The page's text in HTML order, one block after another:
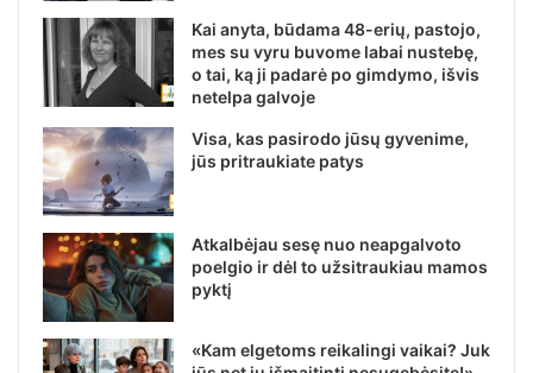
Kai anyta, būdama 48-erių, pastojo,
mes su vyru buvome labai nustebę,
o tai, ką ji padarė po gimdymo, išvis
netelpa galvoje
Visa, kas pasirodo jūsų gyvenime,
jūs pritraukiate patys
Atkalbėjau sesę nuo neapgalvoto
poelgio ir dėl to užsitraukiau mamos
pyktį
«Kam elgetoms reikalingi vaikai? Juk